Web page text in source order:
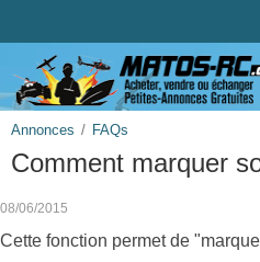
Annonces FAQs
Comment marquer
08/06/2015
Cette fonction permet de